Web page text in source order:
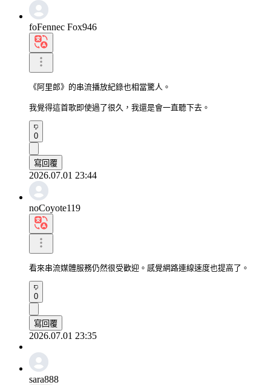
foFennec Fox946
《阿里郎》的串流播放紀錄也相當驚人。
我覺得這首歌即使過了很久，我還是會一直聽下去。
0
寫回覆
2026.07.01 23:44
noCoyote119
看來串流媒體服務仍然很受歡迎。感覺網路連線速度也提高了。
0
寫回覆
2026.07.01 23:35
sara888